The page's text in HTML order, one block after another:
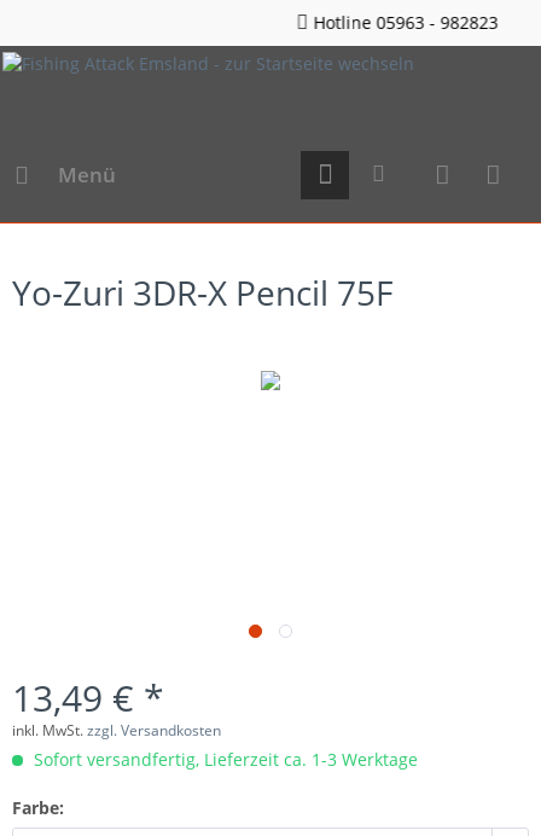
Hotline 05963 - 982823
Menü
Yo-Zuri 3DR-X Pencil 75F
13,49 € *
inkl. MwSt.zzgl. Versandkosten
Sofort versandfertig, Lieferzeit ca. 1-3 Werktage
Farbe: